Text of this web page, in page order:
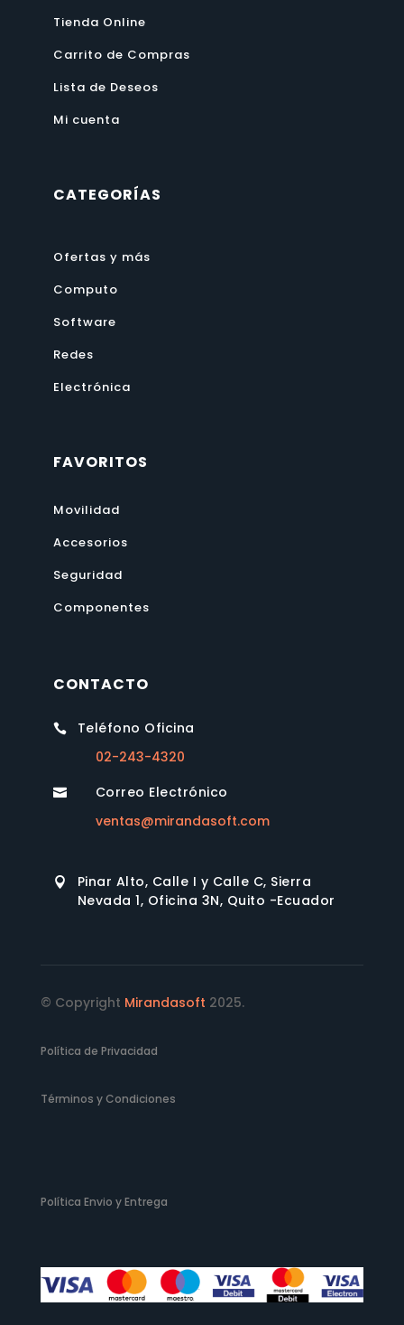
Tienda Online
Carrito de Compras
Lista de Deseos
Mi cuenta
CATEGORÍAS
Ofertas y más
Computo
Software
Redes
Electrónica
FAVORITOS
Movilidad
Accesorios
Seguridad
Componentes
CONTACTO

Teléfono Oficina
02-243-4320

Correo Electrónico
ventas@mirandasoft.com

Pinar Alto, Calle I y Calle C, Sierra
Nevada 1, Oficina 3N, Quito -Ecuador
© Copyright Mirandasoft 2025.
Política de Privacidad
Términos y Condiciones
Política Envio y Entrega